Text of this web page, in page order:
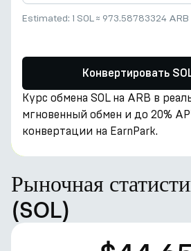
Estimated: 1 SOL≈ 973.58783324 ARB
Конвертировать
Курс обмена SOL на ARB в
мгновенный обмен и до 20%
конвертации на EarnPark.
Рыночная
(SOL)